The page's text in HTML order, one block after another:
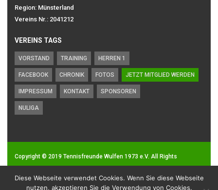
Region: Münsterland
Vereins Nr.: 2041212
VEREINS TAGS
VORSTAND TRAINING HERREN 1
FACEBOOK CHRONIK FOTOS JETZT MITGLIED WERDEN
IMPRESSUM KONTAKT SPONSOREN
NULIGA
Copyright © 2019 Tennisfreunde Wulfen 1973 e.V. All Rights
Impressum| Datenschutz
Diese Webseite verwendet Cookies. Wenn Sie diese Webseite
nutzen, akzeptieren Sie die Verwendung von Cookies.